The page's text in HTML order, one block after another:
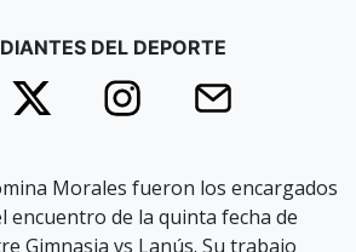
DEL DEPORTE
Morales fueron los encargados
encuentro de la quinta fecha de
Gimnasia vs Lanús. Su trabajo